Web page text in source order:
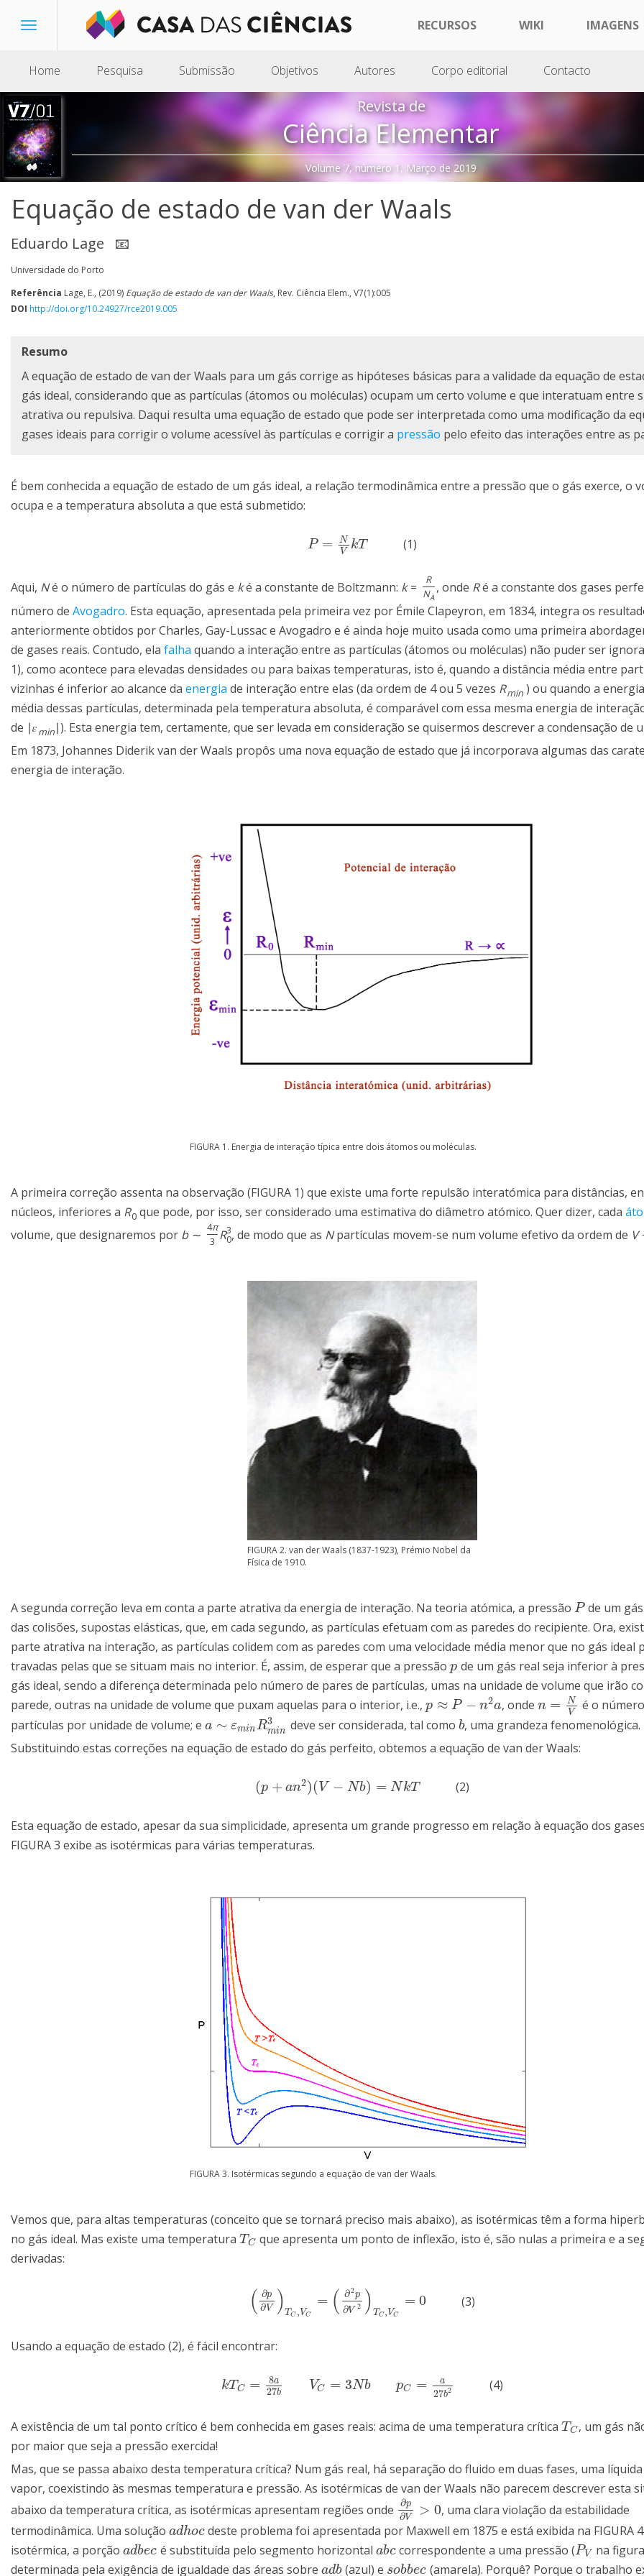
Toggle
RECURSOS WIKI IMAGENS
Home Pesquisa Submissão Objetivos Autores Corpo editorial Contacto
Revista de
Ciência Elementar
Volume 7, número 1, Março de 2019
Equação de estado de van der Waals
Eduardo Lage 📧
Universidade do Porto
Referência Lage, E., (2019) Equação de estado de van der Waals, Rev. Ciência Elem., V7(1):005
DOI http://doi.org/10.24927/rce2019.005
Resumo
A equação de estado de van der Waals para um gás corrige as hipóteses básicas para a validade da equação de
gás ideal, considerando que as partículas (átomos ou moléculas) ocupam um certo volume e que interatuam entre
atrativa ou repulsiva. Daqui resulta uma equação de estado que pode ser interpretada como uma modificação da
gases ideais para corrigir o volume acessível às partículas e corrigir a pressão pelo efeito das interações entre as
É bem conhecida a equação de estado de um gás ideal, a relação termodinâmica entre a pressão que o gás exerce, o
ocupa e a temperatura absoluta a que está submetido:
P =
N
V
kT
P= NV kT (1)
Aqui, Né o número de partículas do gás e ké a constante de Boltzmann: k =
R
NA
, onde Ré a constante dos gases
número de Avogadro. Esta equação, apresentada pela primeira vez por Émile Clapeyron, em 1834, integra os
anteriormente obtidos por Charles, Gay-Lussac e Avogadro e é ainda hoje muito usada como uma primeira
de gases reais. Contudo, ela falha quando a interação entre as partículas (átomos ou moléculas) não puder ser
1), como acontece para elevadas densidades ou para baixas temperaturas, isto é, quando a distância média entre
vizinhas é inferior ao alcance da energia de interação entre elas (da ordem de 4 ou 5 vezes Rmin) ou quando a
média dessas partículas, determinada pela temperatura absoluta, é comparável com essa mesma energia de
de ∣𝜀min∣). Esta energia tem, certamente, que ser levada em consideração se quisermos descrever a condensação de
Em 1873, Johannes Diderik van der Waals propôs uma nova equação de estado que já incorporava algumas das
energia de interação.
FIGURA 1. Energia de interação típica entre dois átomos ou moléculas.
A primeira correção assenta na observação (FIGURA 1) que existe uma forte repulsão interatómica para distâncias,
núcleos, inferiores a R0que pode, por isso, ser considerado uma estimativa do diâmetro atómico. Quer dizer, cada
volume, que designaremos por b ∼ 4π
3 R3
0, de modo que as Npartículas movem-se num volume efetivo da ordem de V
FIGURA 2. van der Waals (1837-1923), Prémio Nobel da
Física de 1910.
A segunda correção leva em conta a parte atrativa da energia de interação. Na teoria atómica, a pressão P
P de um
das colisões, supostas elásticas, que, em cada segundo, as partículas efetuam com as paredes do recipiente. Ora,
parte atrativa na interação, as partículas colidem com as paredes com uma velocidade média menor que no gás ideal
travadas pelas que se situam mais no interior. É, assim, de esperar que a pressão p
p de um gás real seja inferior à
gás ideal, sendo a diferença determinada pelo número de pares de partículas, umas na unidade de volume que irão
parede, outras na unidade de volume que puxam aquelas para o interior, i.e., p ≈ P − n2a
p ≈P−n2 a , onde n =
N
V
n=N V
é o
partículas por unidade de volume; e a ∼ εminR3
min
a∼𝜀minRmin3 deve ser considerada, tal como b
b, uma grandeza fenomenológica.
Substituindo estas correções na equação de estado do gás perfeito, obtemos a equação de van der Waals:
(p + an2)( V − Nb) = N kT
(p+an2)(V−Nb )=NkT (2)
Esta equação de estado, apesar da sua simplicidade, apresenta um grande progresso em relação à equação dos
FIGURA 3 exibe as isotérmicas para várias temperaturas.
FIGURA 3. Isotérmicas segundo a equação de van der Waals.
Vemos que, para altas temperaturas (conceito que se tornará preciso mais abaixo), as isotérmicas têm a forma
no gás ideal. Mas existe uma temperatura T C
TC que apresenta um ponto de inflexão, isto é, são nulas a primeira e a
derivadas:
( ∂p
∂V )TC ,VC
= ( ∂2p
∂V 2 ) T C ,VC
= 0
(∂ p∂V ) =(∂ 2 p∂V2 )T =0 (3)
Usando a equação de estado (2), é fácil encontrar:
kT C = 8a
27b
VC = 3Nb pC = a
27b2
kTC= 8a 27b C=3 Nb p 27b 2 (4)
A existência de um tal ponto crítico é bem conhecida em gases reais: acima de uma temperatura crítica T C
TC, um gás
por maior que seja a pressão exercida!
Mas, que se passa abaixo desta temperatura crítica? Num gás real, há separação do fluido em duas fases, uma
vapor, coexistindo às mesmas temperatura e pressão. As isotérmicas de van der Waals não parecem descrever esta
abaixo da temperatura crítica, as isotérmicas apresentam regiões onde
∂p
∂V > 0
∂p∂ V> 0 , uma clara violação da estabilidade
termodinâmica. Uma solução adhoc
adhoc deste problema foi apresentada por Maxwell em 1875 e está exibida na FIGURA
isotérmica, a porção adbec
adbec é substituída pelo segmento horizontal abc
abccorrespondente a uma pressão ( PV
PV na
determinada pela exigência de igualdade das áreas sobre adb
adb (azul) e sobbec
sobbec (amarela). Porquê? Porque o trabalho